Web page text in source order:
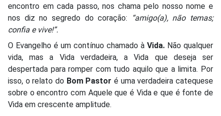
encontro em cada passo, nos chama pelo nosso nome e
nos diz no segredo do coração:
“amigo(a), não temas;
confia e vive!”.
O Evangelho é um contínuo chamado à Vida. Não qualquer
vida, mas a Vida verdadeira, a Vida que deseja ser
despertada para romper com tudo aquilo que a limita. Por
isso, o relato do Bom Pastor é uma verdadeira catequese
sobre o encontro com Aquele que é Vida e que é fonte de
Vida em crescente amplitude.